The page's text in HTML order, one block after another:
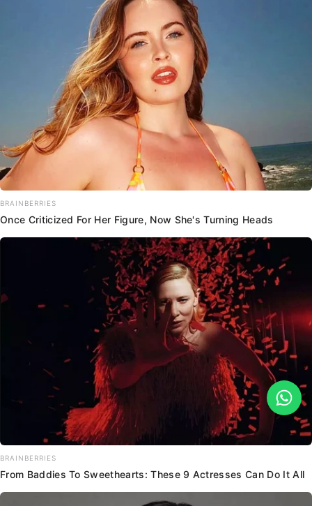
BRAINBERRIES
Once Criticized For Her Figure, Now She's Turning Heads
BRAINBERRIES
From Baddies To Sweethearts: These 9 Actresses Can Do It All